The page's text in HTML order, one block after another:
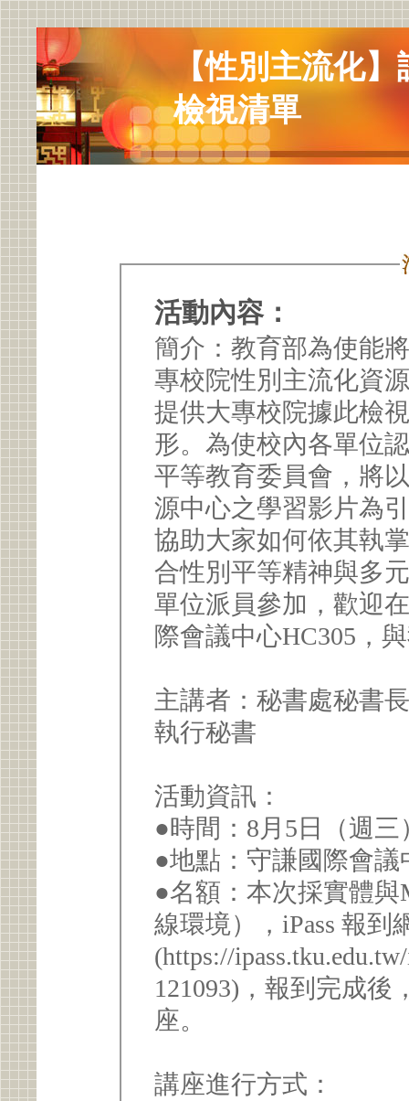
【性別主流化
檢視清單
活動內容：
簡介：教育部為使能
專校院性別主流化資
提供大專校院據此檢
形。為使校內各單位
平等教育委員會，將
源中心之學習影片為
協助大家如何依其執
合性別平等精神與多
單位派員參加，歡迎
際會議中心HC305，
主講者：秘書處秘書
執行秘書
活動資訊：
●時間：8月5日（週三
●地點：守謙國際會議
●名額：本次採實體與
線環境），iPass 報到
(https://
121093)，報到完成
座。
講座進行方式：